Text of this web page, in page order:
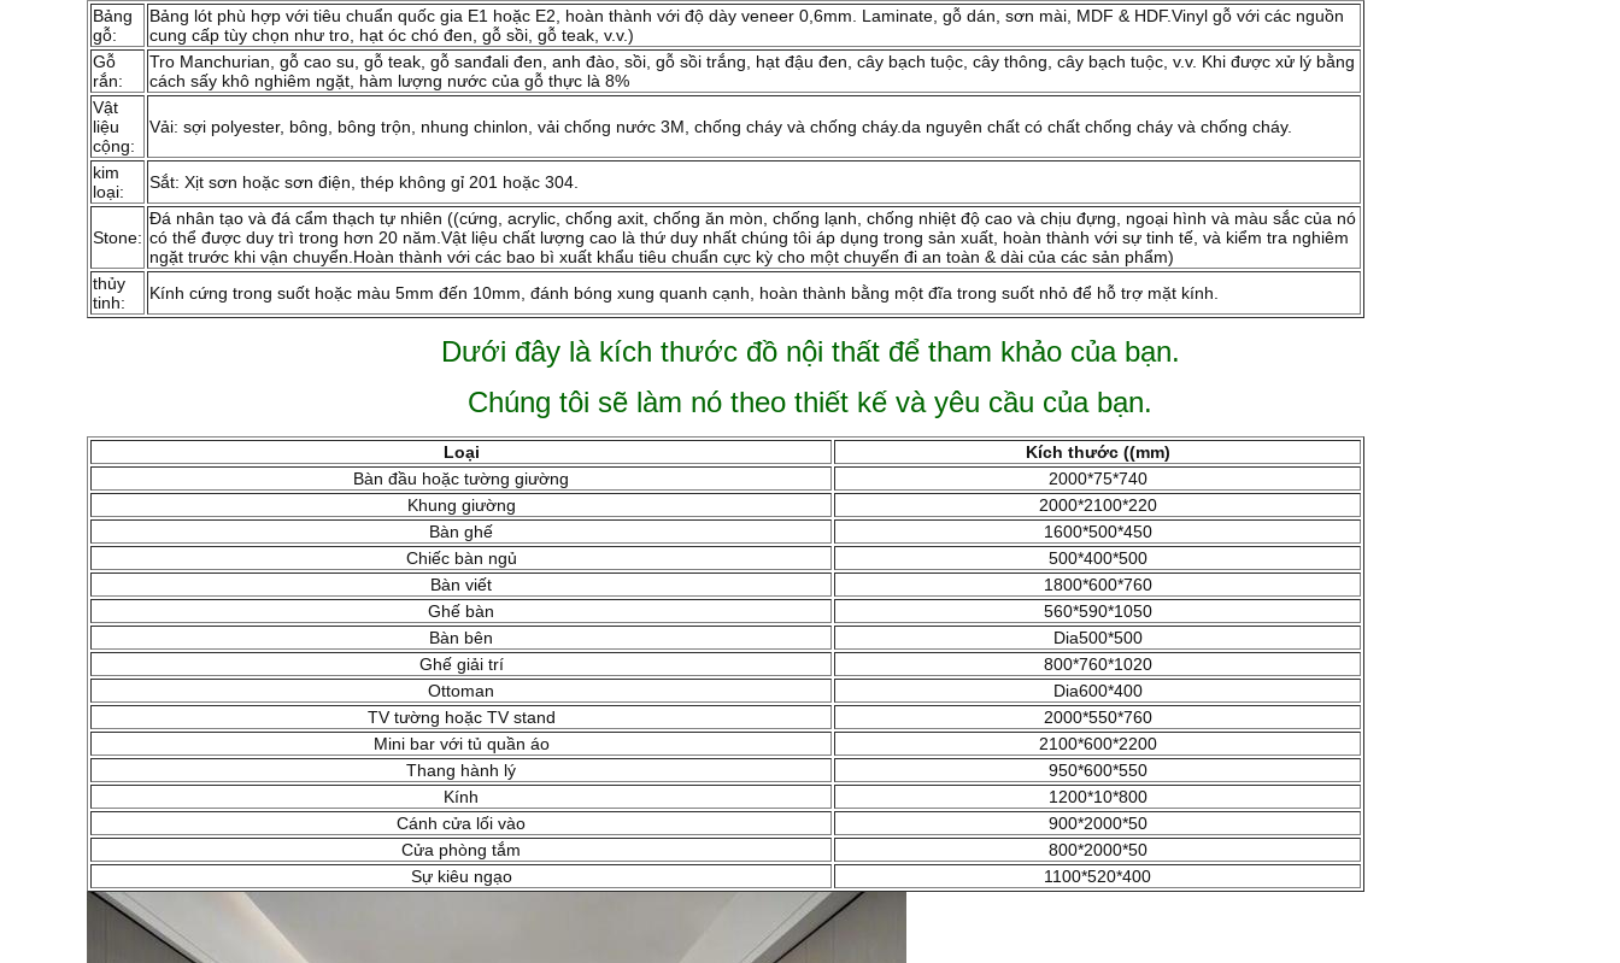
Bảng
gỗ:
Bảng lót phù hợp với tiêu chuẩn quốc gia E1 hoặc E2, hoàn thành với độ dày veneer 0,6mm. Laminate, gỗ dán, sơn mài, MDF & HDF.Vinyl gỗ với các nguồn
cung cấp tùy chọn như tro, hạt óc chó đen, gỗ sồi, gỗ teak, v.v.)
Gỗ
rắn:
Tro Manchurian, gỗ cao su, gỗ teak, gỗ sanđali đen, anh đào, sồi, gỗ sồi trắng, hạt đậu đen, cây bạch tuộc, cây thông, cây bạch tuộc, v.v. Khi được xử lý bằng
cách sấy khô nghiêm ngặt, hàm lượng nước của gỗ thực là 8%
Vật
liệu
cộng:
Vải: sợi polyester, bông, bông trộn, nhung chinlon, vải chống nước 3M, chống cháy và chống cháy.da nguyên chất có chất chống cháy và chống cháy.
kim
loại:
Sắt: Xịt sơn hoặc sơn điện, thép không gỉ 201 hoặc 304.
Stone:
Đá nhân tạo và đá cẩm thạch tự nhiên ((cứng, acrylic, chống axit, chống ăn mòn, chống lạnh, chống nhiệt độ cao và chịu đựng, ngoại hình và màu sắc của nó
có thể được duy trì trong hơn 20 năm.Vật liệu chất lượng cao là thứ duy nhất chúng tôi áp dụng trong sản xuất, hoàn thành với sự tinh tế, và kiểm tra nghiêm
ngặt trước khi vận chuyển.Hoàn thành với các bao bì xuất khẩu tiêu chuẩn cực kỳ cho một chuyến đi an toàn & dài của các sản phẩm)
thủy
tinh:
Kính cứng trong suốt hoặc màu 5mm đến 10mm, đánh bóng xung quanh cạnh, hoàn thành bằng một đĩa trong suốt nhỏ để hỗ trợ mặt kính.
Dưới đây là kích thước đồ nội thất để tham khảo của bạn.
Chúng tôi sẽ làm nó theo thiết kế và yêu cầu của bạn.
Loại
Kích thước ((mm)
Bàn đầu hoặc tường giường
2000*75*740
Khung giường
2000*2100*220
Bàn ghế
1600*500*450
Chiếc bàn ngủ
500*400*500
Bàn viết
1800*600*760
Ghế bàn
560*590*1050
Bàn bên
Dia500*500
Ghế giải trí
800*760*1020
Ottoman
Dia600*400
TV tường hoặc TV stand
2000*550*760
Mini bar với tủ quần áo
2100*600*2200
Thang hành lý
950*600*550
Kính
1200*10*800
Cánh cửa lối vào
900*2000*50
Cửa phòng tắm
800*2000*50
Sự kiêu ngạo
1100*520*400